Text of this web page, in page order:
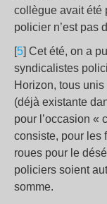
collègue avait été
policier n’est pas
[5] Cet été, on a
syndicalistes
Horizon, tous
(déjà existante
pour l’occasion «
consiste, pour les
roues pour le
policiers soient
somme.